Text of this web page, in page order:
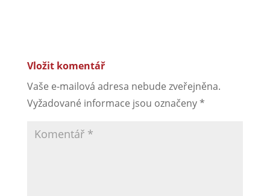
Vložit komentář
Vaše e-mailová adresa nebude zveřejněna.
Vyžadované informace jsou označeny*